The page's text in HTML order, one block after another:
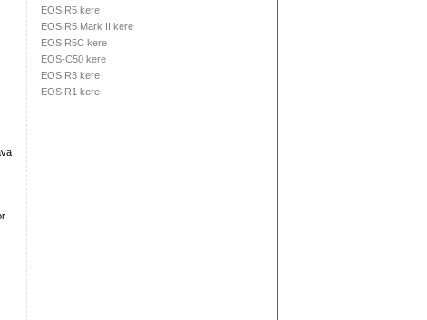
EOS R5 kere
EOS R5 Mark II kere
EOS R5C kere
EOS-C50 kere
EOS R3 kere
EOS R1 kere